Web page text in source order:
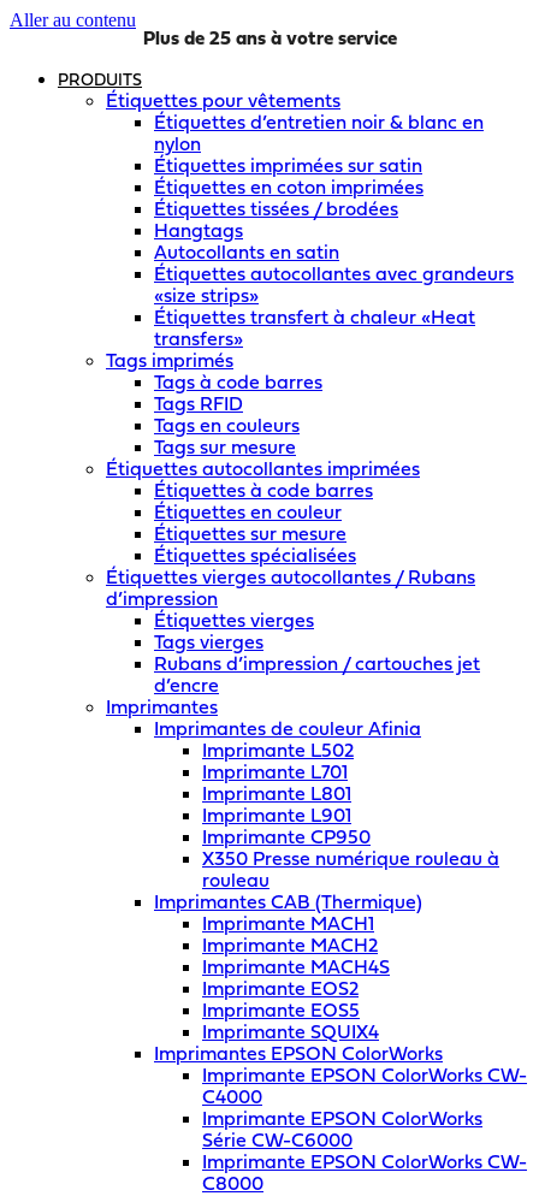
Aller au contenu
Plus de 25 ans à votre service
PRODUITS
Étiquettes pour vêtements
Étiquettes d’entretien noir & blanc en
nylon
Étiquettes imprimées sur satin
Étiquettes en coton imprimées
Étiquettes tissées / brodées
Hangtags
Autocollants en satin
Étiquettes autocollantes avec grandeurs
«size strips»
Étiquettes transfert à chaleur «Heat
transfers»
Tags imprimés
Tags à code barres
Tags RFID
Tags en couleurs
Tags sur mesure
Étiquettes autocollantes imprimées
Étiquettes à code barres
Étiquettes en couleur
Étiquettes sur mesure
Étiquettes spécialisées
Étiquettes vierges autocollantes / Rubans
d’impression
Étiquettes vierges
Tags vierges
Rubans d’impression / cartouches jet
d’encre
Imprimantes
Imprimantes de couleur Afinia
Imprimante L502
Imprimante L701
Imprimante L801
Imprimante L901
Imprimante CP950
X350 Presse numérique rouleau à
rouleau
Imprimantes CAB (Thermique)
Imprimante MACH1
Imprimante MACH2
Imprimante MACH4S
Imprimante EOS2
Imprimante EOS5
Imprimante SQUIX4
Imprimantes EPSON ColorWorks
Imprimante EPSON ColorWorks CW-
C4000
Imprimante EPSON ColorWorks
Série CW-C6000
Imprimante EPSON ColorWorks CW-
C8000